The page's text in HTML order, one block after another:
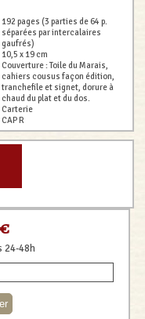
192 pages (3 parties de 64 p.
séparées par intercalaires
gaufrés)
10,5 x 19 cm
Couverture : Toile du Marais,
cahiers cousus façon édition,
tranchefile et signet, dorure à
chaud du plat et du dos.
Carterie
CAP R
24-48h